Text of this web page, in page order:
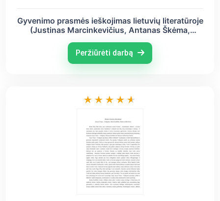
Gyvenimo prasmės ieškojimas lietuvių literatūroje
(Justinas Marcinkevičius, Antanas Škėma,
Peržiūrėti darbą